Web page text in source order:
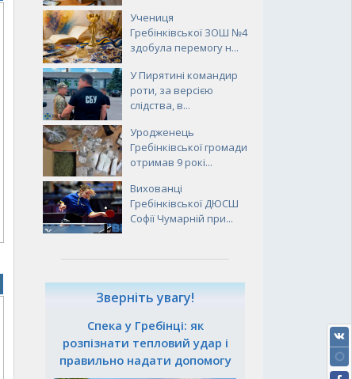
Учениця
Гребінківської ЗОШ №4
здобула перемогу н...
У Пирятині командир
роти, за версією
слідства, в...
Уродженець
Гребінківської громади
отримав 9 рокі...
Вихованці
Гребінківської ДЮСШ
Софії Чумарній при...
Зверніть увагу!
Спека у Гребінці: як
розпізнати тепловий удар і
правильно надати допомогу